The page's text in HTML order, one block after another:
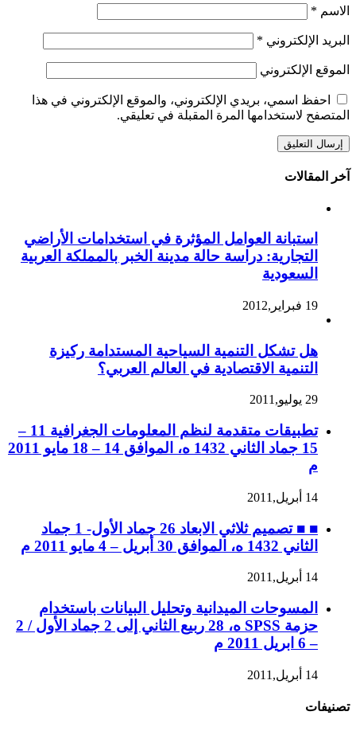
الاسم *
البريد الإلكتروني *
الموقع الإلكتروني
احفظ اسمي، بريدي الإلكتروني، والموقع الإلكتروني في هذا
المتصفح لاستخدامها المرة المقبلة في تعليقي.
آخر المقالات
استبانة العوامل المؤثرة في استخدامات الأراضي
التجارية: دراسة حالة مدينة الخبر بالمملكة العربية
السعودية
19 فبراير,2012
هل تشكل التنمية السياحية المستدامة ركيزة
التنمية الاقتصادية في العالم العربي؟
29 يوليو,2011
تطبيقات متقدمة لنظم المعلومات الجغرافية 11 –
15 جماد الثاني 1432 ه، الموافق 14 – 18 مايو 2011
م
14 أبريل,2011
■ ■ تصميم ثلاثي الابعاد 26 جماد الأول- 1 جماد
الثاني 1432 ه، الموافق 30 أبريل – 4 مايو 2011 م
14 أبريل,2011
المسوحات الميدانية وتحليل البيانات باستخدام
حزمة SPSS ه، 28 ربيع الثاني إلى 2 جماد الأول / 2
– 6 ابريل 2011 م
14 أبريل,2011
تصنيفات